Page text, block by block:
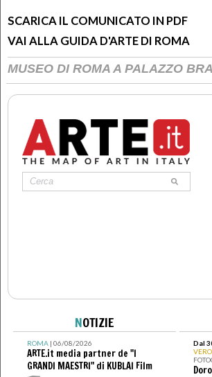
SCARICA IL COMUNICATO IN PDF
VAI ALLA GUIDA D'ARTE DI ROMA
MUSEO DI ROMA A PALAZZO
NOTIZIE
ROMA| 06/08/2026
ARTE.it media partner de "I
GRANDI MAESTRI" di KUBLAI Film
Dal